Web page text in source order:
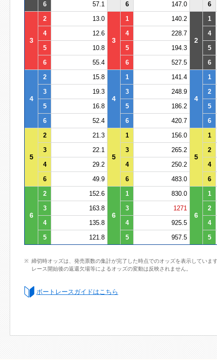
6
57.1 6 147.0 6
3
2 13.0
3
1 140.2
2
1
4
12.6 4 228.7
4
5
10.8 5 194.3
5
6
55.4 6 527.5 6
4
2 15.8
4
1 141.4
4
1
3
19.3 3 248.9
2
5
16.8 5 186.2
5
6
52.4 6 420.7 6
5
2 21.3
5
1 156.0
5
1
3
22.1 3 265.2
2
4
29.2 4 250.2
4
6
49.9 6 483.0 6
6
2 152.6
6
1 830.0
6
1
3
163.8 3 1271
2
4
135.8 4 925.5
4
5
121.8 5 957.5 5
締切時オッズは、発売票数の集計が完了した時点でのオッズを表示していま
レース開始後の返還欠場等によるオッズの変動は反映されません。
ボートレースガイドはこちら